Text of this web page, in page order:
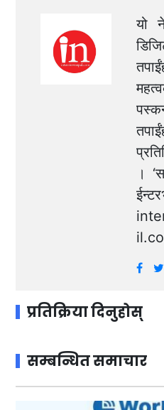
यो
।
प्रतिक्रिया दिनुहोस्
सम्बन्धित समाचार